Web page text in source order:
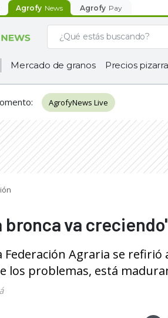
Agrofy News Agrofy Pay
Mercado de granos Precios pizarra
: AgrofyNews Live
bronca va
Federación Agraria se
los problemas, está